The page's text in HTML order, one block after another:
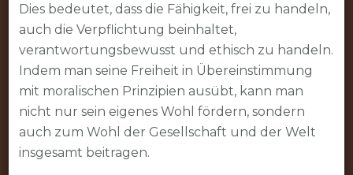
Dies bedeutet, dass die Fähigkeit, frei zu handeln,
auch die Verpflichtung beinhaltet,
verantwortungsbewusst und ethisch zu handeln.
Indem man seine Freiheit in Übereinstimmung
mit moralischen Prinzipien ausübt, kann man
nicht nur sein eigenes Wohl fördern, sondern
auch zum Wohl der Gesellschaft und der Welt
insgesamt beitragen.